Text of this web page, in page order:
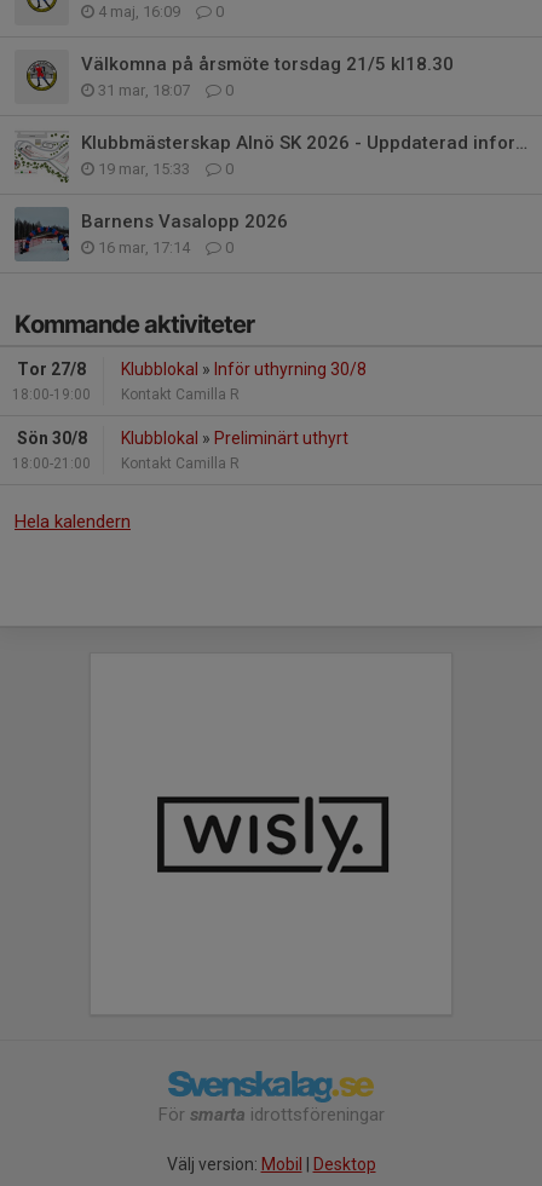
4 maj, 16:09 0
Välkomna på årsmöte torsdag 21/5 kl18.30
31 mar, 18:07 0
Klubbmästerskap Alnö SK 2026 - Uppdaterad information
19 mar, 15:33 0
Barnens Vasalopp 2026
16 mar, 17:14 0
Kommande aktiviteter
Tor 27/8
18:00-19:00
Klubblokal » Inför uthyrning 30/8
Kontakt Camilla R
Sön 30/8
18:00-21:00
Klubblokal » Preliminärt uthyrt
Kontakt Camilla R
Hela kalendern
För smarta idrottsföreningar
Välj version: Mobil Desktop